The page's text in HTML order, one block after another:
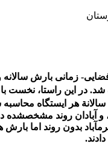
- زمانی بارش سالانه
در این راستا، نخست با
ة هر ایستگاه
و آبادان روند مشخصشده
آباد بدون روند اما